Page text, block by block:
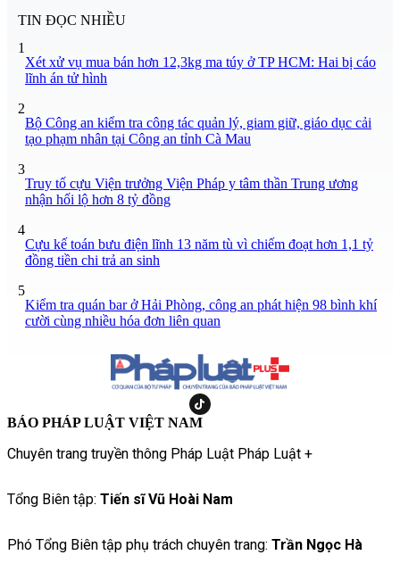
TIN ĐỌC NHIỀU
1
Xét xử vụ mua bán hơn 12,3kg ma túy ở TP HCM: Hai bị cáo
lĩnh án tử hình
2
Bộ Công an kiểm tra công tác quản lý, giam giữ, giáo dục cải
tạo phạm nhân tại Công an tỉnh Cà Mau
3
Truy tố cựu Viện trưởng Viện Pháp y tâm thần Trung ương
nhận hối lộ hơn 8 tỷ đồng
4
Cựu kế toán bưu điện lĩnh 13 năm tù vì chiếm đoạt hơn 1,1 tỷ
đồng tiền chi trả an sinh
5
Kiểm tra quán bar ở Hải Phòng, công an phát hiện 98 bình khí
cười cùng nhiều hóa đơn liên quan
BÁO PHÁP LUẬT VIỆT NAM
Chuyên trang truyền thông Pháp Luật Pháp Luật +
Tổng Biên tập: Tiến sĩ Vũ Hoài Nam
Phó Tổng Biên tập phụ trách chuyên trang: Trần Ngọc Hà